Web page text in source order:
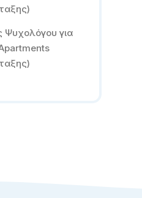
Ψυχολόγου για